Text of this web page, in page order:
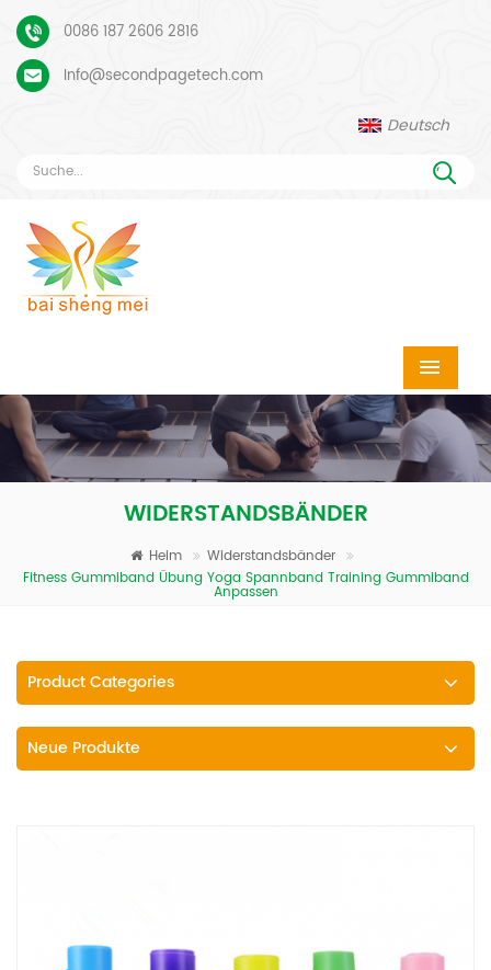
0086 187 2606 2816
Info@secondpagetech.com
Deutsch
WIDERSTANDSBÄNDER
Heim
Widerstandsbänder
Fitness Gummiband Übung Yoga Spannband Training Gummiband
Anpassen
Product Categories
Neue Produkte